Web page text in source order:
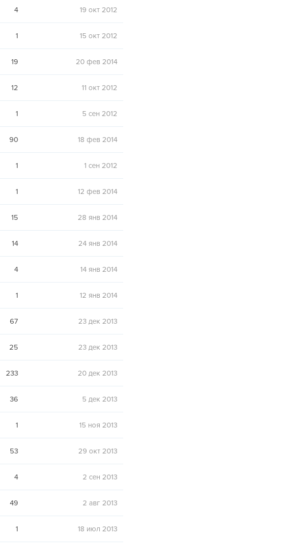
4 19 окт 2012
1 15 окт 2012
19 20 фев 2014
12 11 окт 2012
1 5 сен 2012
90 18 фев 2014
1 1 сен 2012
1 12 фев 2014
15 28 янв 2014
14 24 янв 2014
4 14 янв 2014
1 12 янв 2014
67 23 дек 2013
25 23 дек 2013
233 20 дек 2013
36 5 дек 2013
1 15 ноя 2013
53 29 окт 2013
4 2 сен 2013
49 2 авг 2013
1 18 июл 2013